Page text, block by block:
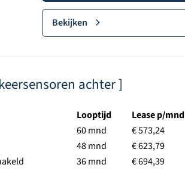
Bekijken
achter ]
Looptijd
60 mnd
48 mnd
36 mnd
Lease p/mnd
€ 573,24
€ 623,79
€ 694,39